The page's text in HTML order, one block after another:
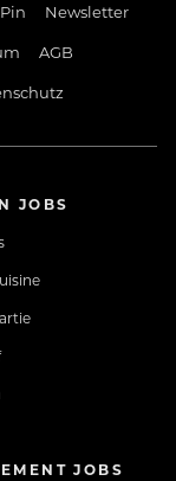
Newsletter
AGB
JOBS
JOBS